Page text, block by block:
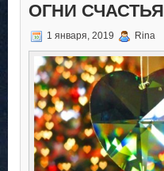
ОГНИ СЧАСТЬЯ
1 января, 2019 Rina